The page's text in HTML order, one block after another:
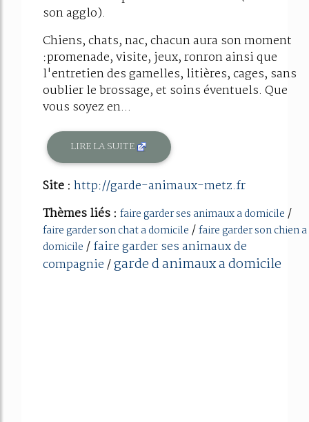
son agglo).
Chiens, chats, nac, chacun aura son moment
:promenade, visite, jeux, ronron ainsi que
l'entretien des gamelles, litières, cages, sans
oublier le brossage, et soins éventuels. Que
vous soyez en...
LIRE LA SUITE
Site : http://garde-animaux-metz.fr
Thèmes liés : faire garder ses animaux a domicile /
faire garder son chat a domicile /faire garder son chien a
domicile /faire garder ses animaux de
compagnie/garde d animaux a domicile